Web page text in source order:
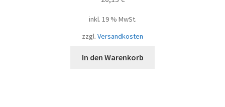
inkl. 19 % MwSt.
zzgl. Versandkosten
In den Warenkorb